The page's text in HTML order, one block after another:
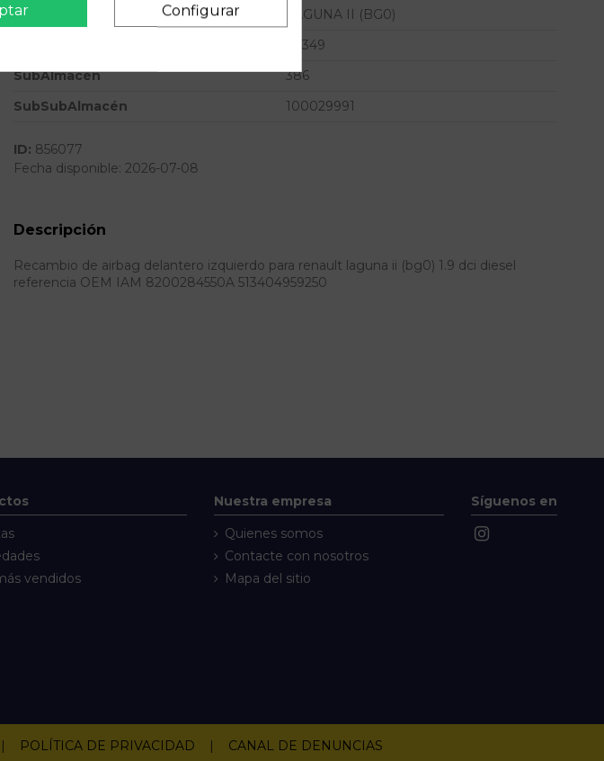
Modelo
LAGUNA II (BG0)
49349
SubAlmacén
386
SubSubAlmacén
100029991
ID: 856077
Fecha disponible: 2026-07-08
Descripción
Recambio de airbag delantero izquierdo para renault laguna ii (bg0) 1.9 dci diesel
referencia OEM IAM 8200284550A 513404959250
vendidos
Nuestra empresa
Quienes somos
Contacte con nosotros
Mapa del sitio
Síguenos en
POLÍTICA DE PRIVACIDAD CANAL DE DENUNCIAS
Configurar